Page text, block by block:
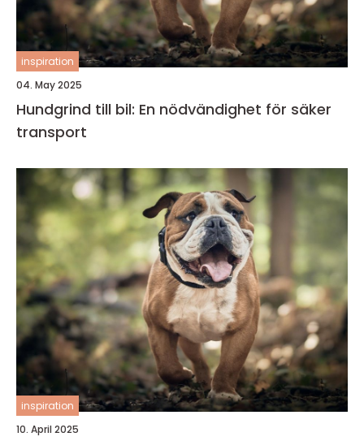
inspiration
04. May 2025
Hundgrind till bil: En nödvändighet för säker
transport
inspiration
10. April 2025